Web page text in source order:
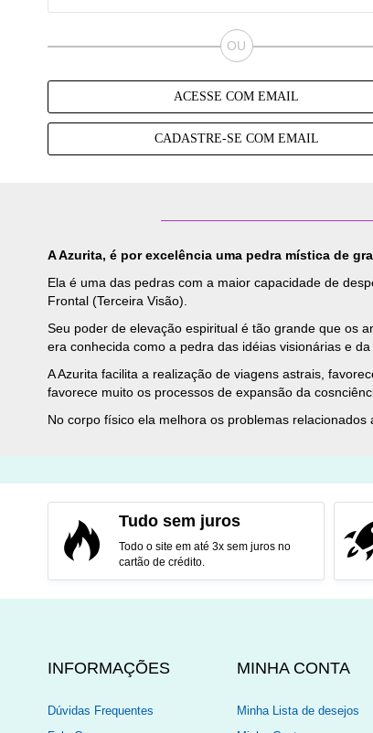
ACESSE COM EMAIL
CADASTRE-SE COM EMAIL
A Azurita, é por excelência uma pedra mística de
Ela é uma das pedras com a maior capacidade de
Frontal (Terceira Visão).
Seu poder de elevação espiritual é tão grande que os
era conhecida como a pedra das idéias visionárias e
A Azurita facilita a realização de viagens astrais,
favorece muito os processos de expansão da
No corpo físico ela melhora os problemas
Tudo sem juros
Todo o site em até 3x sem juros no
cartão de crédito.
INFORMAÇÕES
Dúvidas Frequentes
MINHA CONTA
Minha Lista de desejos